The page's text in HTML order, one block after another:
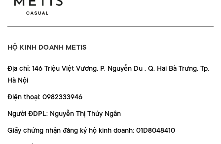
HỘ KINH DOANH METIS
Địa chỉ: 146 Triệu Việt Vương, P. Nguyễn Du , Q. Hai Bà Trưng, Tp.
Hà Nội
Điện thoại: 0982333946
Người ĐDPL: Nguyễn Thị Thúy Ngân
Giấy chứng nhận đăng ký hộ kinh doanh: 01D8048410